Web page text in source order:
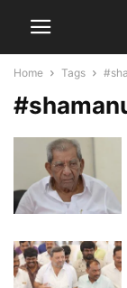
Home Tags